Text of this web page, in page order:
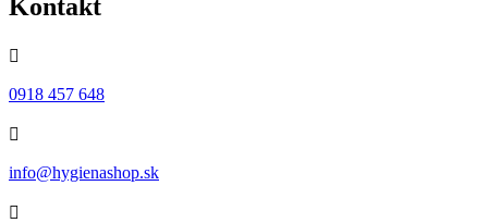
Kontakt

0918 457 648

info@hygienashop.sk
